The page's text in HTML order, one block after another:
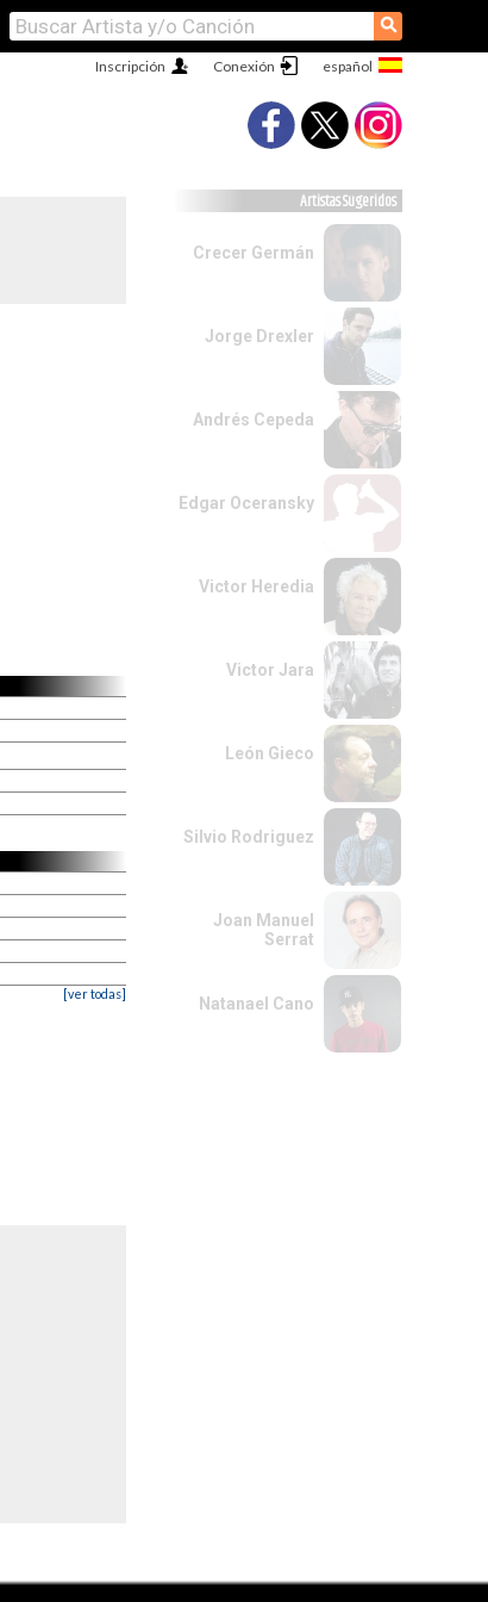
⚲
Conexión
Inscripción
[ver todas]
Artistas Sugeridos
Crecer Germán
Jorge Drexler
Andrés Cepeda
Edgar Oceransky
Victor Heredia
Victor Jara
León Gieco
Silvio Rodriguez
Joan Manuel
Serrat
Natanael Cano